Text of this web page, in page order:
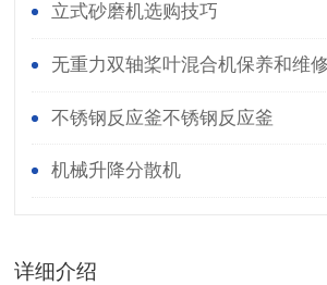
立式砂磨机选购技巧
无重力双轴桨叶混合机保养和维
不锈钢反应釜不锈钢反应釜
机械升降分散机
详细介绍